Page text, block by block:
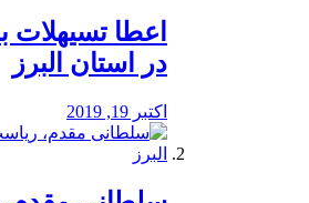
️اعطا
در استان البرز
اکتبر 19, 2019